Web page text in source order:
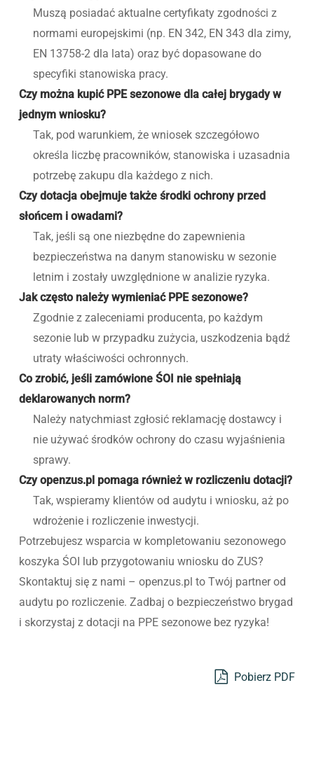
Muszą posiadać aktualne certyfikaty zgodności z
normami europejskimi (np. EN 342, EN 343 dla zimy,
EN 13758-2 dla lata) oraz być dopasowane do
specyfiki stanowiska pracy.
Czy można kupić PPE sezonowe dla całej brygady w
jednym wniosku?
Tak, pod warunkiem, że wniosek szczegółowo
określa liczbę pracowników, stanowiska i uzasadnia
potrzebę zakupu dla każdego z nich.
Czy dotacja obejmuje także środki ochrony przed
słońcem i owadami?
Tak, jeśli są one niezbędne do zapewnienia
bezpieczeństwa na danym stanowisku w sezonie
letnim i zostały uwzględnione w analizie ryzyka.
Jak często należy wymieniać PPE sezonowe?
Zgodnie z zaleceniami producenta, po każdym
sezonie lub w przypadku zużycia, uszkodzenia bądź
utraty właściwości ochronnych.
Co zrobić, jeśli zamówione ŚOI nie spełniają
deklarowanych norm?
Należy natychmiast zgłosić reklamację dostawcy i
nie używać środków ochrony do czasu wyjaśnienia
sprawy.
Czy openzus.pl pomaga również w rozliczeniu dotacji?
Tak, wspieramy klientów od audytu i wniosku, aż po
wdrożenie i rozliczenie inwestycji.
Potrzebujesz wsparcia w kompletowaniu sezonowego
koszyka ŚOI lub przygotowaniu wniosku do ZUS?
Skontaktuj się z nami – openzus.pl to Twój partner od
audytu po rozliczenie. Zadbaj o bezpieczeństwo brygad
i skorzystaj z dotacji na PPE sezonowe bez ryzyka!
Pobierz PDF